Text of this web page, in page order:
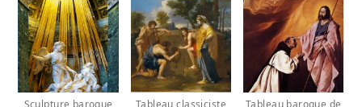
Sculpture baroque
Tableau classiciste
Tableau baroque de